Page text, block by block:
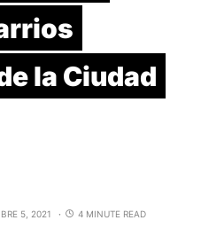
la Ciudad
5, 2021 4 MINUTE READ